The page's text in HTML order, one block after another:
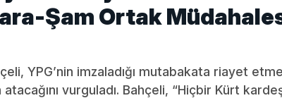
Şam Ortak
YPG’nin imzaladığı mutabakata riayet
vurguladı. Bahçeli, “Hiçbir Kürt